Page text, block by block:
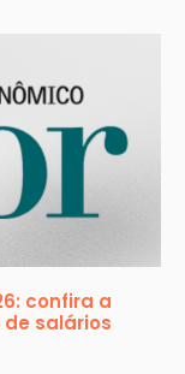
confira a
salários